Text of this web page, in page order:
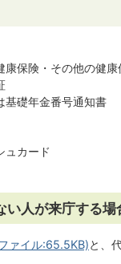
保険・その他の健康
基礎年金番号通知書
ュカード
い人が来庁する場
ァイル:65.5KB)と、